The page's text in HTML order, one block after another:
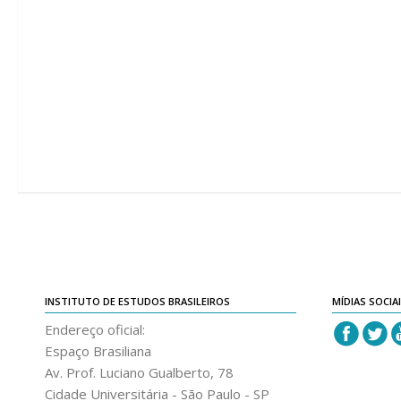
INSTITUTO DE ESTUDOS BRASILEIROS
Endereço oficial:
Espaço Brasiliana
Av. Prof. Luciano Gualberto, 78
Cidade Universitária - São Paulo - SP
MÍDIAS